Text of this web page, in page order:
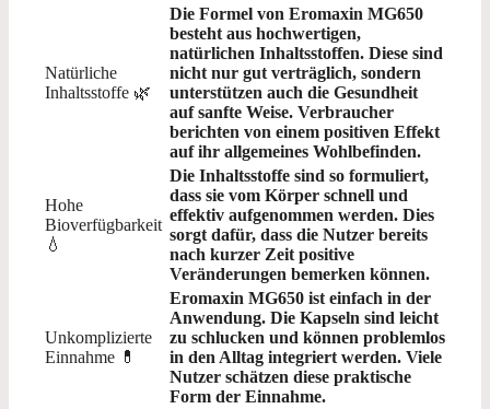
Natürliche
Inhaltsstoffe 🌿
Die Formel von Eromaxin MG650
besteht aus hochwertigen,
natürlichen Inhaltsstoffen. Diese sind
nicht nur gut verträglich, sondern
unterstützen auch die Gesundheit
auf sanfte Weise. Verbraucher
berichten von einem positiven Effekt
auf ihr allgemeines Wohlbefinden.
Hohe
Bioverfügbarkeit
💧
Die Inhaltsstoffe sind so formuliert,
dass sie vom Körper schnell und
effektiv aufgenommen werden. Dies
sorgt dafür, dass die Nutzer bereits
nach kurzer Zeit positive
Veränderungen bemerken können.
Unkomplizierte
Einnahme 💊
Eromaxin MG650 ist einfach in der
Anwendung. Die Kapseln sind leicht
zu schlucken und können problemlos
in den Alltag integriert werden. Viele
Nutzer schätzen diese praktische
Form der Einnahme.